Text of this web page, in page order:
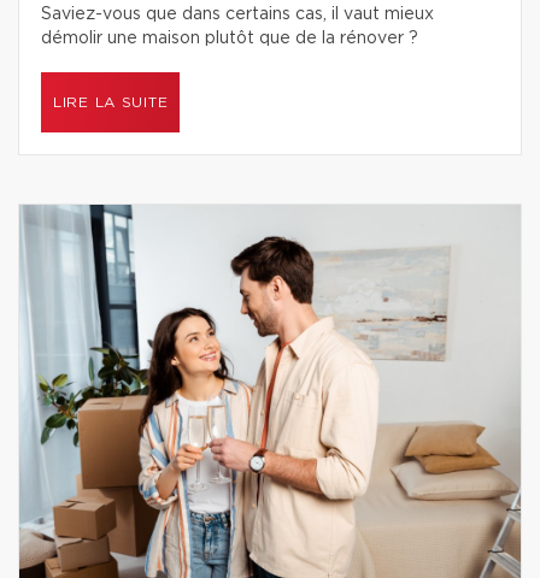
Saviez-vous que dans certains cas, il vaut mieux
démolir une maison plutôt que de la rénover ?
LIRE LA SUITE